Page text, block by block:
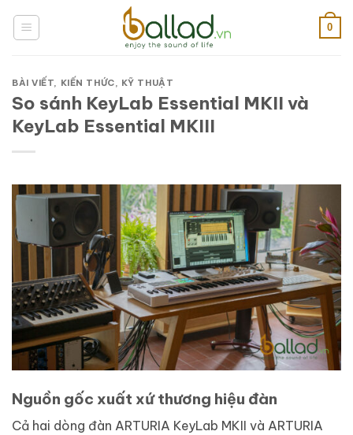
qua
0
BÀI VIẾT, KIẾN THỨC, KỸ THUẬT
So sánh KeyLab Essential MKII và
KeyLab Essential MKIII
Nguồn gốc xuất xứ thương hiệu đàn
Cả hai dòng đàn ARTURIA KeyLab MKII và ARTURIA